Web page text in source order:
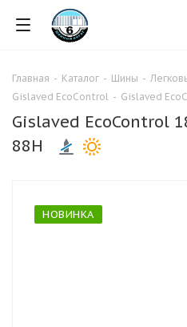
Главная - Каталог - Шины -
Gislaved EcoControl - Gislaved
Gislaved EcoControl
88H
НОВИНКА